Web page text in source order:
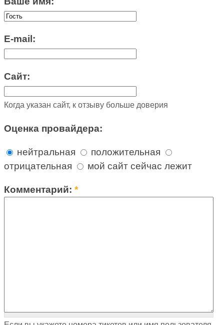
E-mail:
Сайт:
Когда указан сайт, к отзыву больше доверия
Оценка провайдера:
нейтральная
положительная
отрицательная
мой сайт сейчас лежит
Комментарий:*